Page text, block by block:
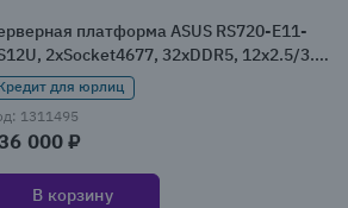
платформа ASUS RS720-E11-
2xSocket4677, 32xDDR5, 12x2.5/3.5
HS, Redundant 2x2600 Вт 2U
M00270)
для юрлиц
1311495
000 ₽
В корзину